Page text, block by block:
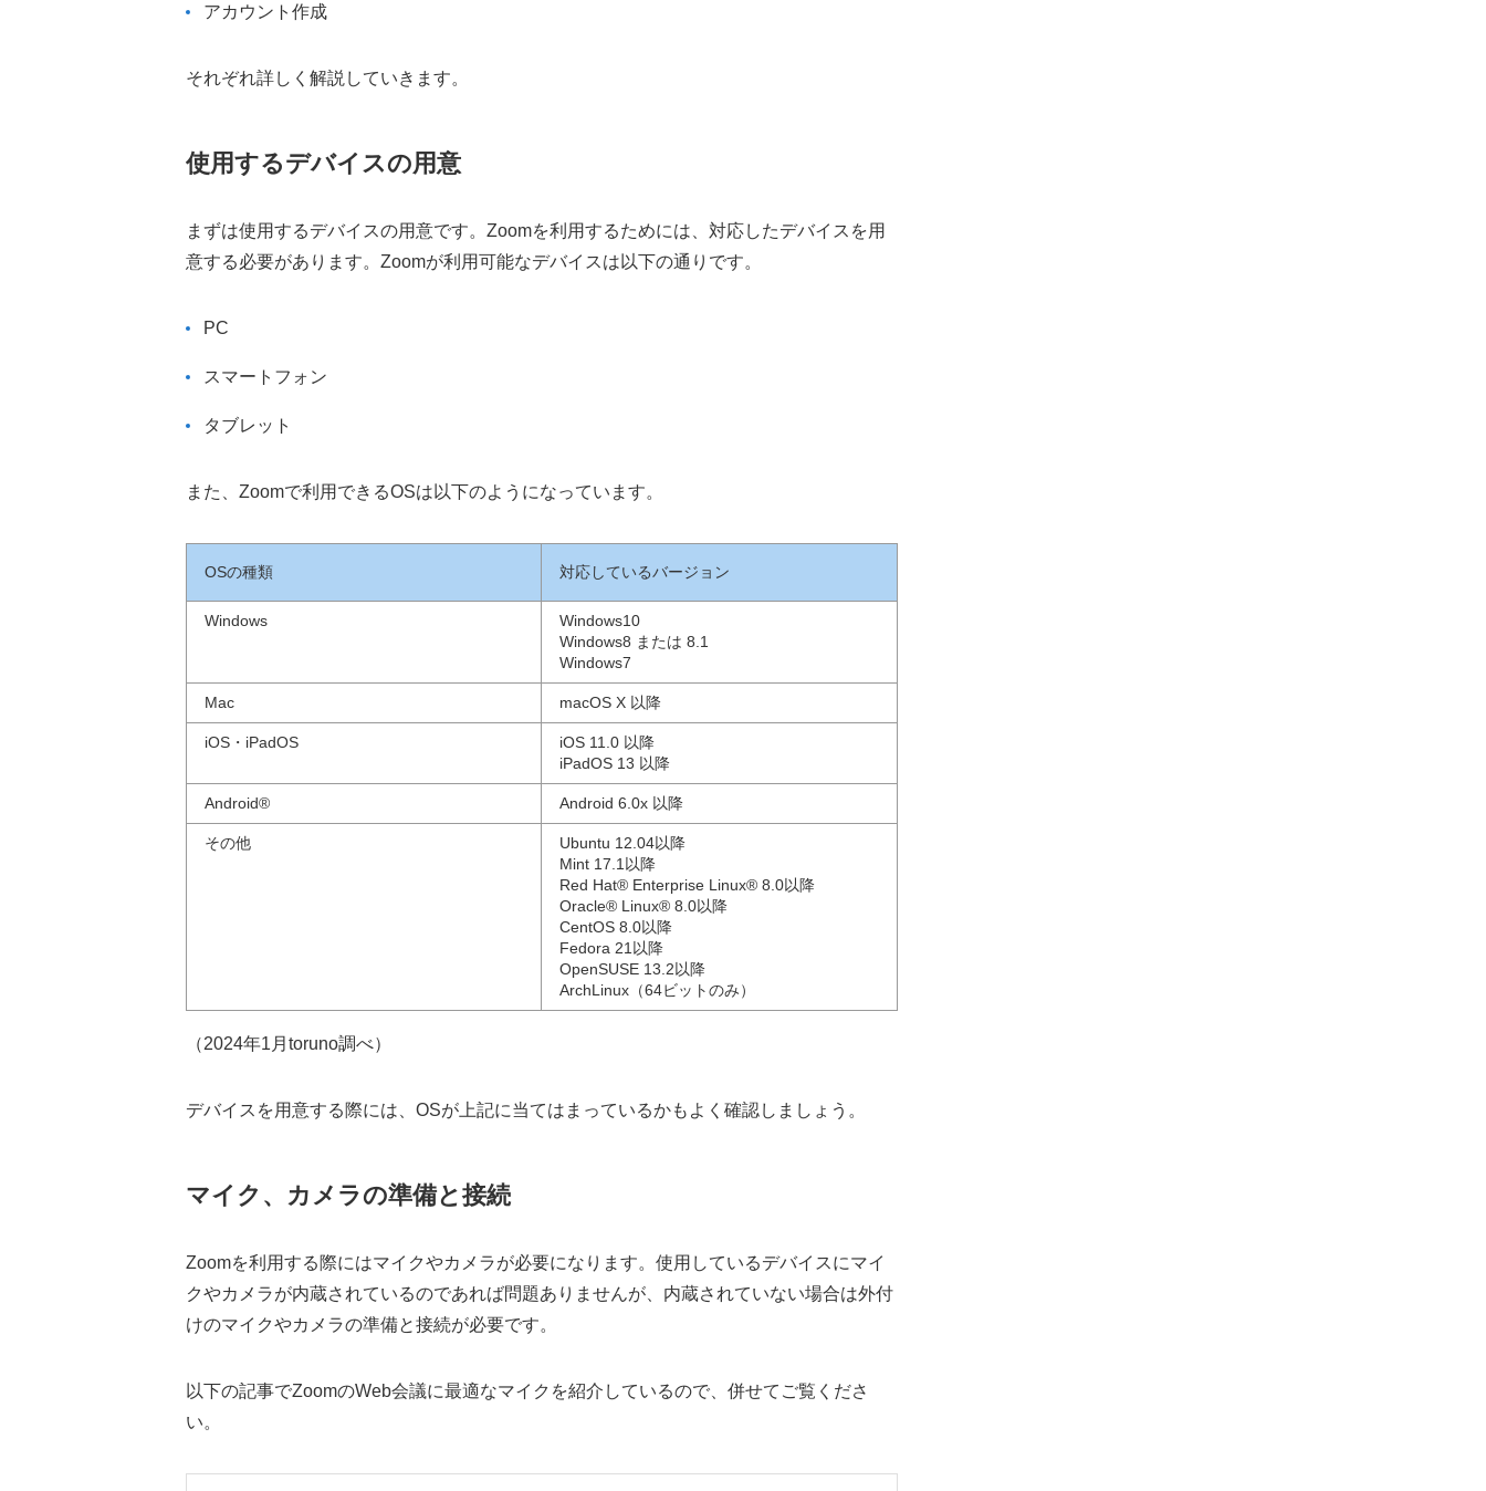
アカウント作成
それぞれ詳しく解説していきます。
使用するデバイスの用意
まずは使用するデバイスの用意です。Zoomを利用するためには、対応したデバイスを用
意する必要があります。Zoomが利用可能なデバイスは以下の通りです。
PC
スマートフォン
タブレット
また、Zoomで利用できるOSは以下のようになっています。
OSの種類 対応しているバージョン
Windows
Windows10
Windows8 または 8.1
Windows7
Mac macOS X 以降
iOS・iPadOS
iOS 11.0 以降
iPadOS 13 以降
Android® Android 6.0x 以降
その他
Ubuntu 12.04以降
Mint 17.1以降
Red Hat® Enterprise Linux® 8.0以降
Oracle® Linux® 8.0以降
CentOS 8.0以降
Fedora 21以降
OpenSUSE 13.2以降
ArchLinux（64ビットのみ）
（2024年1月toruno調べ）
デバイスを用意する際には、OSが上記に当てはまっているかもよく確認しましょう。
マイク、カメラの準備と接続
Zoomを利用する際にはマイクやカメラが必要になります。使用しているデバイスにマイ
クやカメラが内蔵されているのであれば問題ありませんが、内蔵されていない場合は外付
けのマイクやカメラの準備と接続が必要です。
以下の記事でZoomのWeb会議に最適なマイクを紹介しているので、併せてご覧くださ
い。